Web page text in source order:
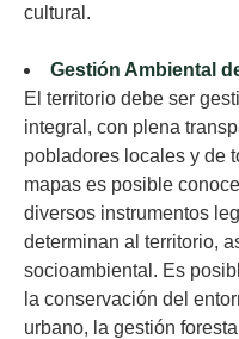
cultural.
Gestión Ambiental
El territorio debe ser
integral, con plena
pobladores locales y de
mapas es posible
diversos instrumentos
determinan al territorio,
socioambiental. Es
la conservación del
urbano, la gestión